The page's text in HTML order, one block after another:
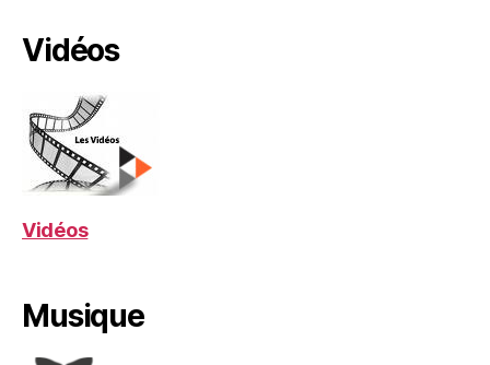
Vidéos
Vidéos
Musique